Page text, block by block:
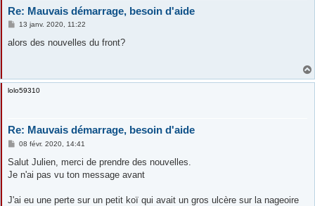
Re: Mauvais démarrage, besoin d'aide
M
s
13 janv. 2020, 11:22
alors des nouvelles du front?
lolo59310
Re: Mauvais démarrage, besoin d'aide
M
s
a
08 févr. 2020, 14:41
Salut Julien, merci de prendre des nouvelles.
Je n'ai pas vu ton message avant
J'ai eu une perte sur un petit koï qui avait un gros ulcère sur la nageoire